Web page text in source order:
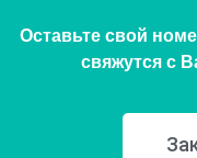
Оставьте свой
свяжутся с